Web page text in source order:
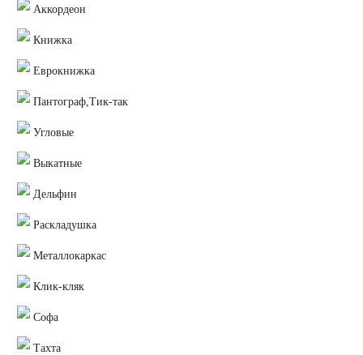
Аккордеон
Книжка
Еврокнижка
Пантограф,Тик-так
Угловые
Выкатные
Дельфин
Раскладушка
Металлокаркас
Клик-кляк
Софа
Тахта